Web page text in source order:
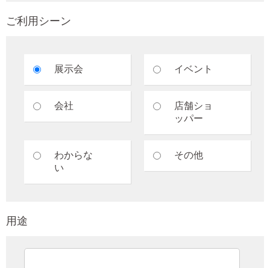
ご利用シーン
展示会 イベント
会社
店舗ショ
ッパー
わからな
い
その他
用途